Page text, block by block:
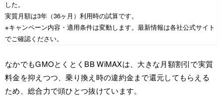
した。
実質月額は3年（36ヶ月）利用時の試算です。
※キャンペーン内容・適用条件は変動します。最新情報は各社公式サイト
でご確認ください。
なかでもGMOとくとくBB WiMAXは、大きな月額割引で実質
料金を抑えつつ、乗り換え時の違約金まで還元してもらえる
ため、総合力で頭ひとつ抜けています。